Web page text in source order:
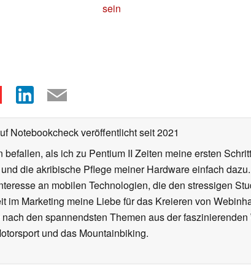
sein
Notebookcheck veröffentlichtseit 2021
als ich zu Pentium II Zeiten meine ersten
die akribische Pflege meiner Hardware einfach
an mobilen Technologien, die den stressigen
im Marketing meine Liebe für das Kreieren von
den spannendsten Themen aus der faszinierenden
und das Mountainbiking.